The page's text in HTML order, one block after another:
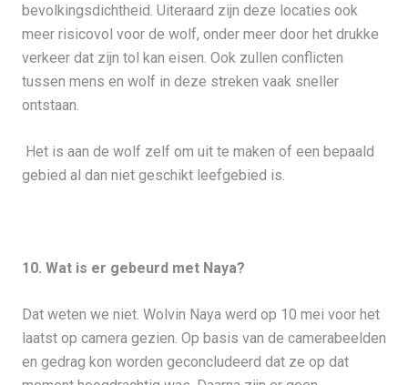
bevolkingsdichtheid. Uiteraard zijn deze locaties ook
meer risicovol voor de wolf, onder meer door het drukke
verkeer dat zijn tol kan eisen. Ook zullen conflicten
tussen mens en wolf in deze streken vaak sneller
ontstaan.
Het is aan de wolf zelf om uit te maken of een bepaald
gebied al dan niet geschikt leefgebied is.
10. Wat is er gebeurd met Naya?
Dat weten we niet. Wolvin Naya werd op 10 mei voor het
laatst op camera gezien. Op basis van de camerabeelden
en gedrag kon worden geconcludeerd dat ze op dat